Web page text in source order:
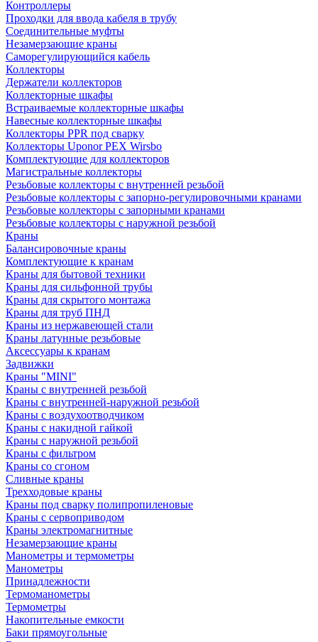
Контроллеры
Проходки для ввода кабеля в трубу
Соединительные муфты
Незамерзающие краны
Саморегулирующийся кабель
Коллекторы
Держатели коллекторов
Коллекторные шкафы
Встраиваемые коллекторные шкафы
Навесные коллекторные шкафы
Коллекторы PPR под сварку
Коллекторы Uponor PEX Wirsbo
Комплектующие для коллекторов
Магистральные коллекторы
Резьбовые коллекторы с внутренней резьбой
Резьбовые коллекторы с запорно-регулировочными кранами
Резьбовые коллекторы с запорными кранами
Резьбовые коллекторы с наружной резьбой
Краны
Балансировочные краны
Комплектующие к кранам
Краны для бытовой техники
Краны для сильфонной трубы
Краны для скрытого монтажа
Краны для труб ПНД
Краны из нержавеющей стали
Краны латунные резьбовые
Аксессуары к кранам
Задвижки
Краны "MINI"
Краны с внутренней резьбой
Краны с внутренней-наружной резьбой
Краны с воздухоотводчиком
Краны с накидной гайкой
Краны с наружной резьбой
Краны с фильтром
Краны со сгоном
Сливные краны
Трехходовые краны
Краны под сварку полипропиленовые
Краны с сервоприводом
Краны электромагнитные
Незамерзающие краны
Манометры и термометры
Манометры
Принадлежности
Термоманометры
Термометры
Накопительные емкости
Баки прямоугольные